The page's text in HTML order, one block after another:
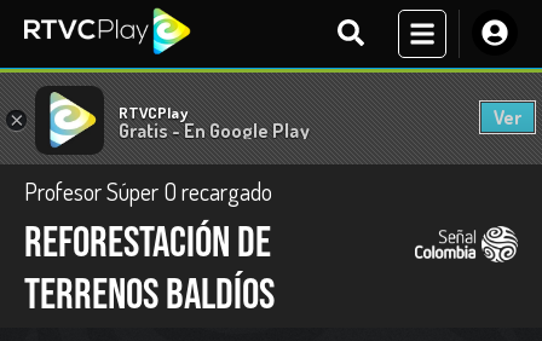
× RTVCPlay
Gratis - En Google Play
Ver
Profesor Súper O recargado
Reforestación de
terrenos baldíos